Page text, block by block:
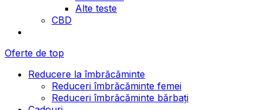
Alte teste
CBD
Oferte de top
Reducere la îmbrăcăminte
Reduceri îmbrăcăminte femei
Reduceri îmbrăcăminte bărbați